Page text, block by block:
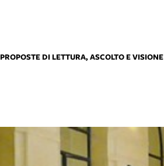
PROPOSTE DI LETTURA, ASCOLTO E VISIONE